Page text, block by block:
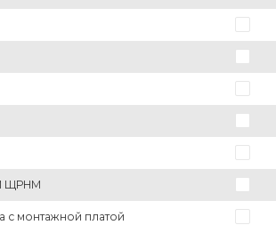
ЩРНМ
с монтажной платой